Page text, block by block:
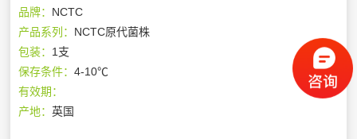
品牌： NCTC
产品系列： NCTC原代菌株
包装： 1支
保存条件：4-10℃
有效期：
产地：英国